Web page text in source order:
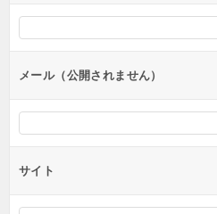
シ
ンメール（公開されません）
サイト